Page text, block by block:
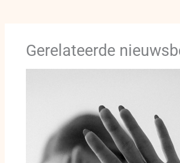
Gerelateerde